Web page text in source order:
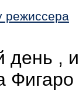
режиссера
день ,
Фигаро